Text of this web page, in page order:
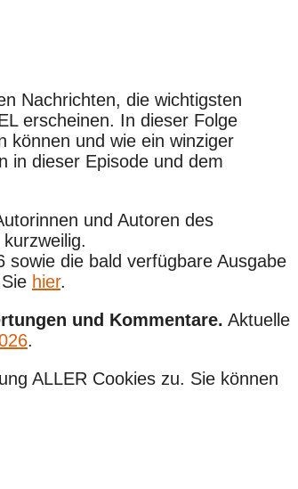
Nachrichten, die wichtigsten
erscheinen. In dieser Folge
können und wie ein winziger
in dieser Episode und dem
und Autoren des
sowie die bald verfügbare Ausgabe
hier.
und Kommentare. Aktuelle
.
ALLER Cookies zu. Sie können